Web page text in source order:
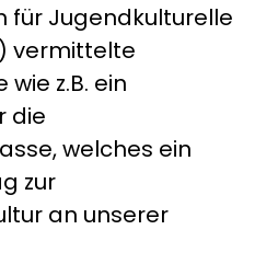
für Jugendkulturelle
vermittelte
z.B. ein
die
welches ein
zur
an unserer